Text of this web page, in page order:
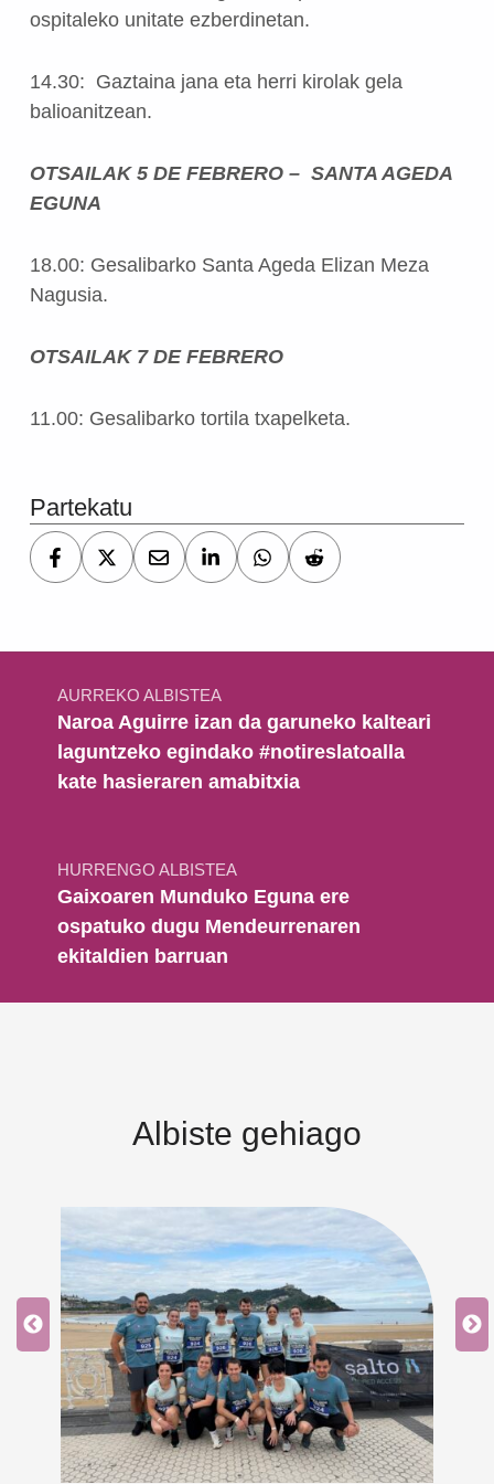
ospitaleko unitate ezberdinetan.
14.30: Gaztaina jana eta herri kirolak gela
balioanitzean.
OTSAILAK 5 DE FEBRERO – SANTA AGEDA
EGUNA
18.00: Gesalibarko Santa Ageda Elizan Meza
Nagusia.
OTSAILAK 7 DE FEBRERO
11.00: Gesalibarko tortila txapelketa.
Partekatu
Bidalketetan zehar nabigatu
AURREKO ALBISTEA
Naroa Aguirre izan da garuneko kalteari
laguntzeko egindako #notireslatoalla
kate hasieraren amabitxia
HURRENGO ALBISTEA
Gaixoaren Munduko Eguna ere
ospatuko dugu Mendeurrenaren
ekitaldien barruan
Albiste gehiago